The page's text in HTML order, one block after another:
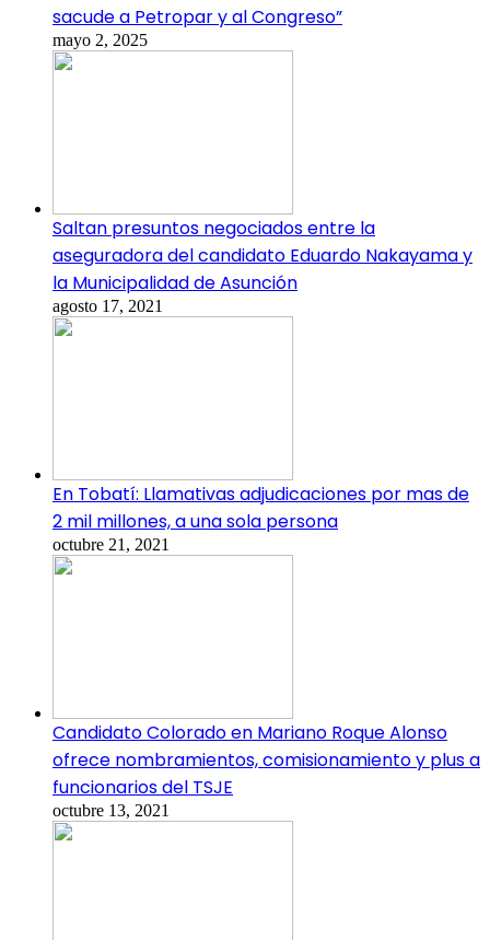
sacude a Petropar y al Congreso”
mayo 2, 2025
Saltan presuntos negociados entre la
aseguradora del candidato Eduardo Nakayama y
la Municipalidad de Asunción
agosto 17, 2021
En Tobatí: Llamativas adjudicaciones por mas de
2 mil millones, a una sola persona
octubre 21, 2021
Candidato Colorado en Mariano Roque Alonso
ofrece nombramientos, comisionamiento y plus a
funcionarios del TSJE
octubre 13, 2021